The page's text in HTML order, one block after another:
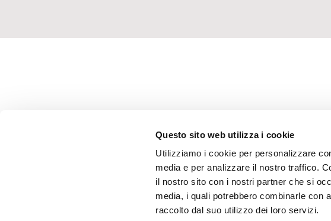
Questo sito web utilizza i cookie
Utilizziamo i cookie per personalizzare
media e per analizzare il nostro traffico.
il nostro sito con i nostri partner che si
media, i quali potrebbero combinarle con
raccolto dal suo utilizzo dei loro servizi.